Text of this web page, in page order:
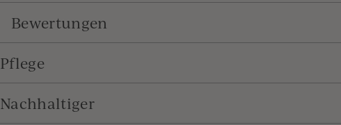
Bewertungen
Pflege
Nachhaltiger